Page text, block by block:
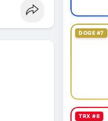
DOGE #7
TRX #8